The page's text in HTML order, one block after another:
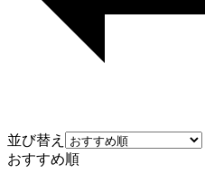
並び替え
おすすめ順